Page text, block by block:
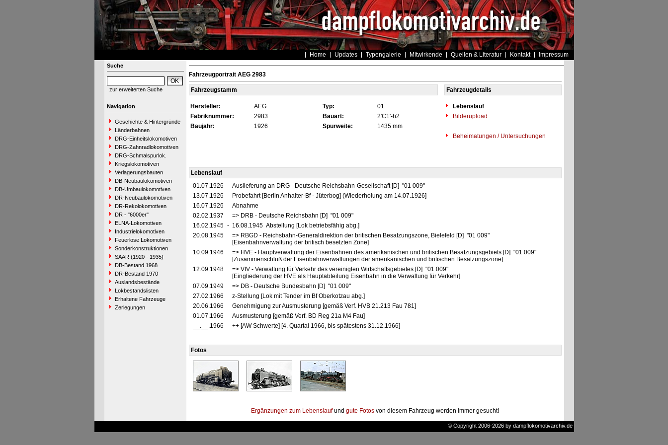
Home Updates Typengalerie Mitwirkende Quellen & Literatur Kontakt Impressum
Suche
zur erweiterten Suche
Navigation
Geschichte & Hintergründe
Länderbahnen
DRG-Einheitslokomotiven
DRG-Zahnradlokomotiven
DRG-Schmalspurlok.
Kriegslokomotiven
Verlagerungsbauten
DB-Neubaulokomotiven
DB-Umbaulokomotiven
DR-Neubaulokomotiven
DR-Rekolokomotiven
DR - "6000er"
ELNA-Lokomotiven
Industrielokomotiven
Feuerlose Lokomotiven
Sonderkonstruktionen
SAAR (1920 - 1935)
DB-Bestand 1968
DR-Bestand 1970
Auslandsbestände
Lokbestandslisten
Erhaltene Fahrzeuge
Zerlegungen
Fahrzeugportrait AEG 2983
Fahrzeugstamm Fahrzeugdetails
Hersteller: AEG Typ: 01
Lebenslauf
Fabriknummer:
2983 Bauart: 2'C1'-h2
Bilderupload
Baujahr:
1926 Spurweite:
1435 mm
Beheimatungen / Untersuchungen
Lebenslauf
01.07.1926
Auslieferung an DRG - Deutsche Reichsbahn-Gesellschaft [D] "01 009"
13.07.1926
Probefahrt [Berlin Anhalter-Bf - Jüterbog] (Wiederholung am 14.07.1926]
16.07.1926
Abnahme
02.02.1937
=> DRB - Deutsche Reichsbahn [D] "01 009"
16.02.1945 - 16.08.1945 Abstellung [Lok betriebsfähig abg.]
20.08.1945
=> RBGD - Reichsbahn-Generaldirektion der britischen Besatzungszone, Bielefeld [D] "01 009"
[Eisenbahnverwaltung der britisch besetzten Zone]
10.09.1946
=> HVE - Hauptverwaltung der Eisenbahnen des amerikanischen und britischen Besatzungsgebiets [D] "01 009"
[Zusammenschluß der Eisenbahnverwaltungen der amerikanischen und britischen Besatzungszone]
12.09.1948
=> VfV - Verwaltung für Verkehr des vereinigten Wirtschaftsgebietes [D] "01 009"
[Eingliederung der HVE als Hauptabteilung Eisenbahn in die Verwaltung für Verkehr]
07.09.1949
=> DB - Deutsche Bundesbahn [D] "01 009"
27.02.1966
z-Stellung [Lok mit Tender im Bf Oberkotzau abg.]
20.06.1966
Genehmigung zur Ausmusterung [gemäß Verf. HVB 21.213 Fau 781]
01.07.1966
Ausmusterung [gemäß Verf. BD Reg 21a M4 Fau]
__.__.1966
++ [AW Schwerte] [4. Quartal 1966, bis spätestens 31.12.1966]
Fotos
Ergänzungen zum Lebenslaufund gute Fotos von diesem Fahrzeug werden immer gesucht!
© Copyright 2006-2026 by dampflokomotivarchiv.de